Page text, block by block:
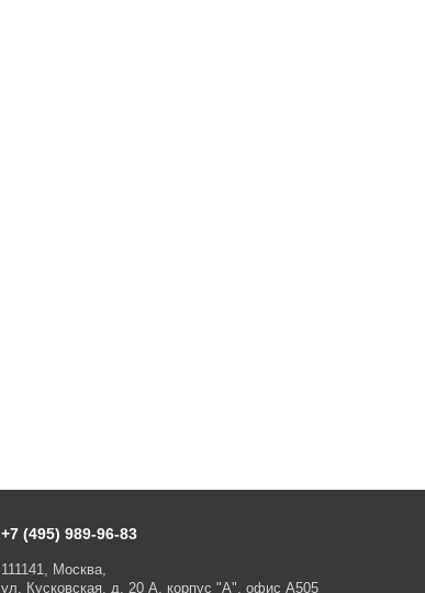
+7 (495) 989-96-83
111141, Москва,
ул. Кусковская, д. 20 А, корпус "А", офис А505